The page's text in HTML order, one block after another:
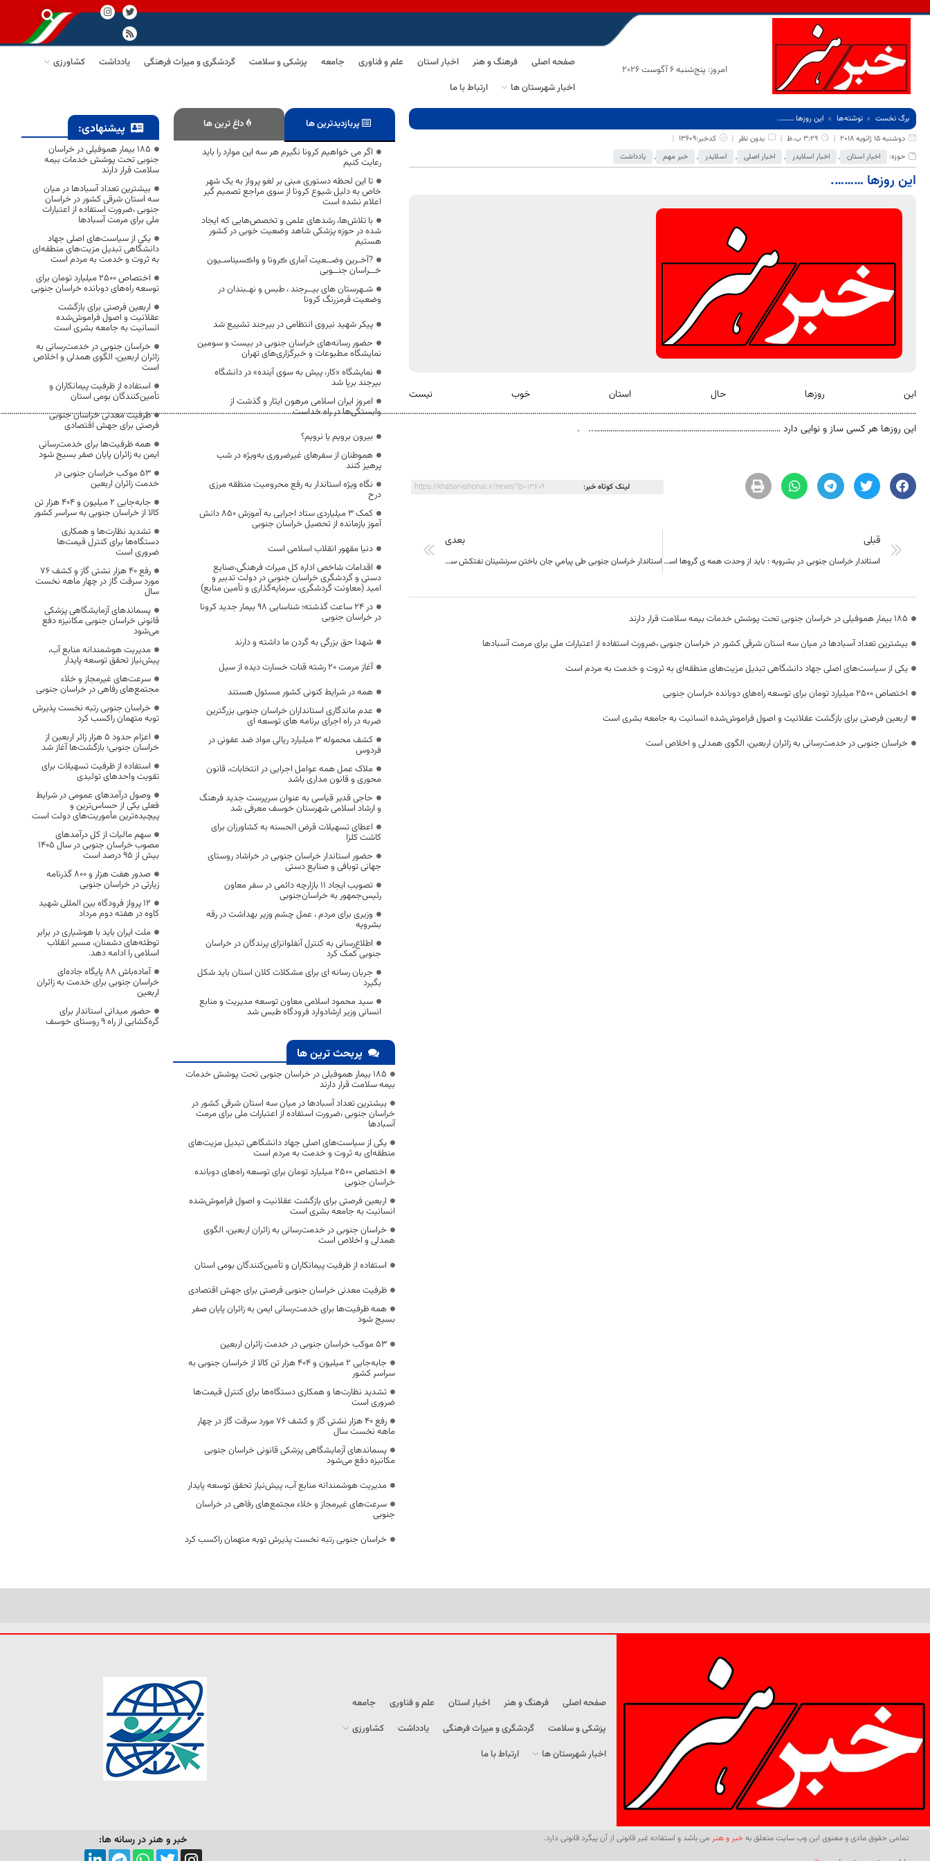
امروز: پنج‌شنبه 6 آگوست 2026
صفحه اصلی فرهنگ و هنر اخبار استان علم و فناوری جامعه پزشکی و سلامت گردشگری و میراث فرهنگی یادداشت
کشاورزی
اخبار شهرستان ها
ارتباط با ما
برگ نخست نوشته‌ها
این روزها ……….
دوشنبه 15 ژانویه 2018
3:29 ب.ظ بدون نظر
کدخبر:13609
حوزه:
اخبار استان , اخبار اسلایدر , اخبار اصلی , اسلایدر , خبر مهم , یادداشت
این روزها ……….
این روزها حال استان خوب نیست
این روزها هر کسی ساز و نوایی دارد ……………………………………………………………………………….. .
لینک کوتاه خبر: https://khabarvahonar.ir/news/?p=13609
قبلی
استاندار خراسان جنوبی در بشرویه : باید از وحدت همه ی گروها استفاده کرد
بعدی
استاندار خراسان جنوبی طی پیامي جان باختن سرنشينان نفتکش سانچي را تسليت گفت.
۱۸۵ بیمار هموفیلی در خراسان جنوبی تحت پوشش خدمات بیمه سلامت قرار دارند
بیشترین تعداد آسبادها در میان سه استان شرقی کشور در خراسان جنوبی ،ضرورت استفاده از اعتبارات ملی برای مرمت آسبادها
یکی از سیاست‌های اصلی جهاد دانشگاهی تبدیل مزیت‌های منطقه‌ای به ثروت و خدمت به مردم است
اختصاص 2500 میلیارد تومان برای توسعه راه‌های دوبانده خراسان جنوبی
اربعین فرصتی برای بازگشت عقلانیت و اصول فراموش‌شده انسانیت به جامعه بشری است
خراسان جنوبی در خدمت‌رسانی به زائران اربعین، الگوی همدلی و اخلاص است
پربازدیدترین ها داغ ترین ها
اگر می خواهیم کرونا نگیرم هر سه این موارد را باید
رعایت کنیم
تا این لحظه دستوری مبنی بر لغو پرواز به یک شهر
خاص به دلیل شیوع کرونا از سوی مراجع تصمیم گیر
اعلام نشده است
با تلاش‌ها، رشدهای علمی و تخصص‌هایی که ایجاد
شده در حوزه پزشکی شاهد وضعیت خوبی در کشور
هستیم
?آخـرین وضــعیت آماری ڪرونا و واڪسیناسـیون
خــراسان جنــوبی
شـهرستان های بیــرجند ، طبس و نهـبندان در
وضعیت قرمزرنگ کرونا
پیکر شهید نیروی انتظامی در بیرجند تشییع شد
حضور رسانه‌های خراسان جنوبی در بیست‌ و سومین
نمایشگاه مطبوعات و خبرگزاری‌های تهران
نمایشگاه «کار، پیش به سوی آینده» در دانشگاه
بیرجند برپا شد
امروز ایران اسلامی مرهون ایثار و گذشت از
وابستگی‌ها در راه خداست
بیرون برویم یا نرویم؟
هموطنان از سفرهای غیرضروری به‌ویژه در شب
پرهیز کنند
نگاه ویژه استاندار به رفع محرومیت منطقه مرزی
درح
کمک ۳ میلیاردی ستاد اجرایی به آموزش ۸۵۰ دانش
آموز بازمانده از تحصیل خراسان جنوبی
دنیا مقهور انقلاب اسلامی است
اقدامات شاخص اداره کل میراث فرهنگی،‌صنایع
دستی و گردشگری خراسان جنوبی در دولت تدبیر و
امید (معاونت گردشگری، سرمایه‌گذاری و تأمین منابع)
در 24 ساعت گذشته؛ شناسایی 98 بیمار جدید کرونا
در خراسان جنوبی
شهدا حق بزرگی به گردن ما داشته و دارند
آغاز مرمت 20 رشته قنات خسارت دیده از سیل
همه در شرایط کنونی کشور مسئول هستند
عدم ماندگاری استانداران خراسان جنوبی بزرگترین
ضربه در راه اجرای برنامه های توسعه ای
کشف محموله ۳ میلیارد ریالی مواد ضد عفونی در
فردوس
ملاک عمل همه عوامل اجرایی در انتخابات، قانون
محوری و قانون مداری باشد
حاجی قدیر قیاسی به عنوان سرپرست جدید فرهنگ
و ارشاد اسلامی شهرستان خوسف معرفی شد
اعطای تسهیلات قرض الحسنه به کشاورزان برای
کاشت کلزا
حضور استاندار خراسان جنوبی در خراشاد روستای
جهانی توبافی و صنایع دستی
تصویب ایجاد ۱۱ بازارچه‌ دائمی در سفر معاون
رئیس‌جمهور به خراسان‌جنوبی
وزیری برای مردم ، عمل چشم وزیر بهداشت در رقه
بشرویه
اطلاع‌رسانی به کنترل آنفلوانزای پرندگان در خراسان
جنوبی کمک کرد
جریان رسانه ای برای مشکلات کلان استان باید شکل
بگیرد
سید محمود اسلامی معاون توسعه مدیریت و منابع
انسانی وزیر ارشادوارد فرودگاه طبس شد
پربحث ترین ها
۱۸۵ بیمار هموفیلی در خراسان جنوبی تحت پوشش خدمات
بیمه سلامت قرار دارند
بیشترین تعداد آسبادها در میان سه استان شرقی کشور در
خراسان جنوبی ،ضرورت استفاده از اعتبارات ملی برای مرمت
آسبادها
یکی از سیاست‌های اصلی جهاد دانشگاهی تبدیل مزیت‌های
منطقه‌ای به ثروت و خدمت به مردم است
اختصاص 2500 میلیارد تومان برای توسعه راه‌های دوبانده
خراسان جنوبی
اربعین فرصتی برای بازگشت عقلانیت و اصول فراموش‌شده
انسانیت به جامعه بشری است
خراسان جنوبی در خدمت‌رسانی به زائران اربعین، الگوی
همدلی و اخلاص است
استفاده از ظرفیت پیمانکاران و تأمین‌کنندگان بومی استان
ظرفیت معدنی خراسان جنوبی فرصتی برای جهش اقتصادی
همه ظرفیت‌ها برای خدمت‌رسانی ایمن به زائران پایان صفر
بسیج شود
53 موکب خراسان جنوبی در خدمت زائران اربعین
جابه‌جایی 2 میلیون و 404 هزار تن کالا از خراسان جنوبی به
سراسر کشور
تشدید نظارت‌ها و همکاری دستگاه‌ها برای کنترل قیمت‌ها
ضروری است
رفع 40 هزار نشتی گاز و کشف 76 مورد سرقت گاز در چهار
ماهه نخست سال
پسماندهای آزمایشگاهی پزشکی قانونی خراسان جنوبی
مکانیزه دفع می‌شود
مدیریت هوشمندانه منابع آب، پیش‌نیاز تحقق توسعه پایدار
سرعت‌های غیرمجاز و خلاء مجتمع‌های رفاهی در خراسان
جنوبی
خراسان جنوبی رتبه نخست پذیرش توبه متهمان راکسب کرد
پیشنهادی:
۱۸۵ بیمار هموفیلی در خراسان
جنوبی تحت پوشش خدمات بیمه
سلامت قرار دارند
بیشترین تعداد آسبادها در میان
سه استان شرقی کشور در خراسان
جنوبی ،ضرورت استفاده از اعتبارات
ملی برای مرمت آسبادها
یکی از سیاست‌های اصلی جهاد
دانشگاهی تبدیل مزیت‌های منطقه‌ای
به ثروت و خدمت به مردم است
اختصاص 2500 میلیارد تومان برای
توسعه راه‌های دوبانده خراسان جنوبی
اربعین فرصتی برای بازگشت
عقلانیت و اصول فراموش‌شده
انسانیت به جامعه بشری است
خراسان جنوبی در خدمت‌رسانی به
زائران اربعین، الگوی همدلی و اخلاص
است
استفاده از ظرفیت پیمانکاران و
تأمین‌کنندگان بومی استان
ظرفیت معدنی خراسان جنوبی
فرصتی برای جهش اقتصادی
همه ظرفیت‌ها برای خدمت‌رسانی
ایمن به زائران پایان صفر بسیج شود
53 موکب خراسان جنوبی در
خدمت زائران اربعین
جابه‌جایی 2 میلیون و 404 هزار تن
کالا از خراسان جنوبی به سراسر کشور
تشدید نظارت‌ها و همکاری
دستگاه‌ها برای کنترل قیمت‌ها
ضروری است
رفع 40 هزار نشتی گاز و کشف 76
مورد سرقت گاز در چهار ماهه نخست
سال
پسماندهای آزمایشگاهی پزشکی
قانونی خراسان جنوبی مکانیزه دفع
می‌شود
مدیریت هوشمندانه منابع آب،
پیش‌نیاز تحقق توسعه پایدار
سرعت‌های غیرمجاز و خلاء
مجتمع‌های رفاهی در خراسان جنوبی
خراسان جنوبی رتبه نخست پذیرش
توبه متهمان راکسب کرد
اعزام حدود 5 هزار زائر اربعین از
خراسان جنوبی؛ بازگشت‌ها آغاز شد
استفاده از ظرفیت تسهیلات برای
تقویت واحدهای تولیدی
وصول درآمدهای عمومی در شرایط
فعلی یکی از حساس‌ترین و
پیچیده‌ترین مأموریت‌های دولت است
سهم مالیات از کل درآمدهای
مصوب خراسان جنوبی در سال ۱۴۰۵
بیش از ۹۵ درصد است
صدور هفت هزار و ۸۰۰ گذرنامه
زیارتی در خراسان جنوبی
۱۲ پرواز فرودگاه بین المللی شهید
کاوه در هفته دوم مرداد
ملت ایران باید با هوشیاری در برابر
توطئه‌های دشمنان، مسیر انقلاب
اسلامی را ادامه دهد.
آماده‌باش ۸۸ پایگاه جاده‌ای
خراسان جنوبی برای خدمت به زائران
اربعین
حضور میدانی استاندار برای
گره‌گشایی از راه ۹ روستای خوسف
صفحه اصلی فرهنگ و هنر اخبار استان علم و فناوری
جامعه
پزشکی و سلامت
گردشگری و میراث فرهنگی یادداشت
کشاورزی
اخبار شهرستان ها
ارتباط با ما
تمامی حقوق مادی و معنوی این وب سایت متعلق بهخبر و هنر می باشد و استفاده غیر قانونی از آن پیگرد قانونی دارد.
خبر و هنر در رسانه ها: